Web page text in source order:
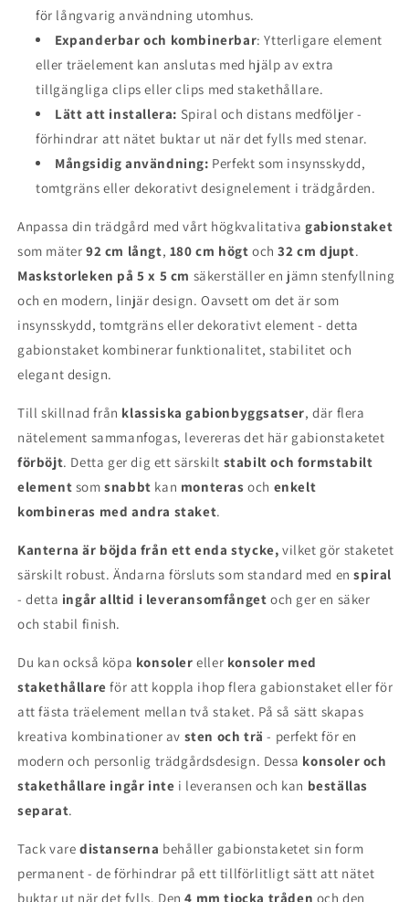
för långvarig användning utomhus.
Expanderbar och kombinerbar: Ytterligare element
eller träelement kan anslutas med hjälp av extra
tillgängliga clips eller clips med stakethållare.
Lätt att installera: Spiral och distans medföljer -
förhindrar att nätet buktar ut när det fylls med stenar.
Mångsidig användning: Perfekt som insynsskydd,
tomtgräns eller dekorativt designelement i trädgården.
Anpassa din trädgård med vårt högkvalitativa gabionstaket
som mäter 92 cm långt, 180 cm högt och32 cm djupt.
Maskstorleken på 5 x 5 cm säkerställer en jämn stenfyllning
och en modern, linjär design. Oavsett om det är som
insynsskydd, tomtgräns eller dekorativt element - detta
gabionstaket kombinerar funktionalitet, stabilitet och
elegant design.
Till skillnad från klassiska gabionbyggsatser, där flera
nätelement sammanfogas, levereras det här gabionstaketet
förböjt. Detta ger dig ett särskilt stabilt och formstabilt
element somsnabbt kan monteras och enkelt
kombineras med andra staket.
Kanterna är böjda från ett enda stycke, vilket gör staketet
särskilt robust. Ändarna försluts som standard med enspiral
- detta ingår alltid i leveransomfånget och ger en säker
och stabil finish.
Du kan också köpa konsoler eller konsoler med
stakethållare för att koppla ihop flera gabionstaket eller för
att fästa träelement mellan två staket. På så sätt skapas
kreativa kombinationer av sten och trä - perfekt för en
modern och personlig trädgårdsdesign. Dessa konsoler och
stakethållare ingår inte i leveransen och kan beställas
separat.
Tack vare distanserna behåller gabionstaketet sin form
permanent - de förhindrar på ett tillförlitligt sätt att nätet
buktar ut när det fylls. Den4 mm tjocka tråden och den